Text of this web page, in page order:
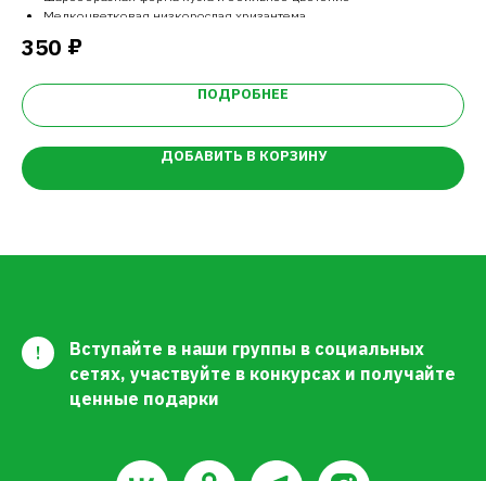
Мелкоцветковая низкорослая хризантема
350 ₽
ПОДРОБНЕЕ
ДОБАВИТЬ В КОРЗИНУ
!
Вступайте в наши группы в социальных
сетях, участвуйте в конкурсах и получайте
ценные подарки